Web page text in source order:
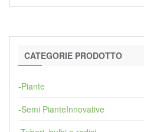
CATEGORIE PRODOTTO
-Piante
-Semi PianteInnovative